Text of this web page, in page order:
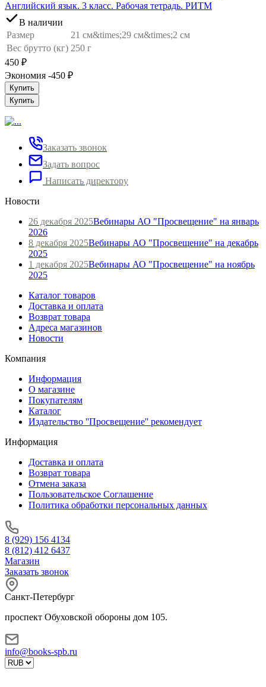
Английский язык. 3 класс. Рабочая тетрадь. РИТМ
В наличии
Размер
21 см&times;29 см&times;2 см
Вес брутто (кг) 250 г
450 ₽
Экономия -450 ₽
Купить
Купить
Заказать звонок
Задать вопрос
Написать директору
Новости
26 декабря 2025Вебинары АО "Просвещение" на январь
2026
8 декабря 2025Вебинары АО "Просвещение" на декабрь
2025
1 декабря 2025Вебинары АО "Просвещение" на ноябрь
2025
Каталог товаров
Доставка и оплата
Возврат товара
Адреса магазинов
Новости
Компания
Информация
О магазине
Покупателям
Каталог
Издательство ''Просвещение'' рекомендует
Информация
Доставка и оплата
Возврат товара
Отмена заказа
Пользовательское Соглашение
Политика обработки персональных данных
8 (929) 156 4134
8 (812) 412 6437
Магазин
Заказать звонок
Санкт-Петербург
проспект Обуховской обороны дом 105.
info@books-spb.ru